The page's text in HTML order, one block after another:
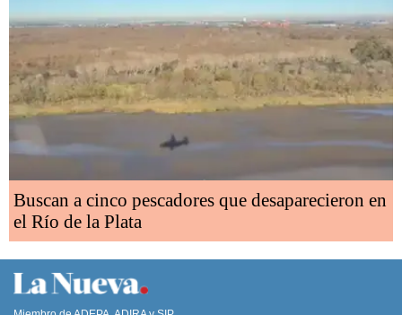
Buscan a cinco pescadores que desaparecieron en
el Río de la Plata